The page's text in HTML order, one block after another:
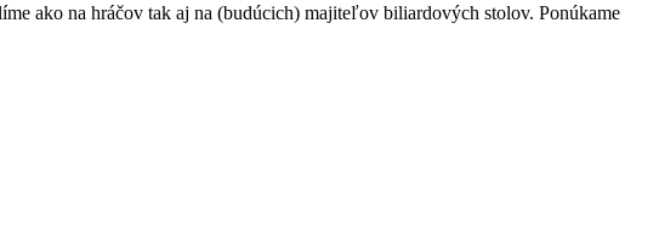
ako na hráčov tak aj na (budúcich) majiteľov biliardových stolov. Ponúkame